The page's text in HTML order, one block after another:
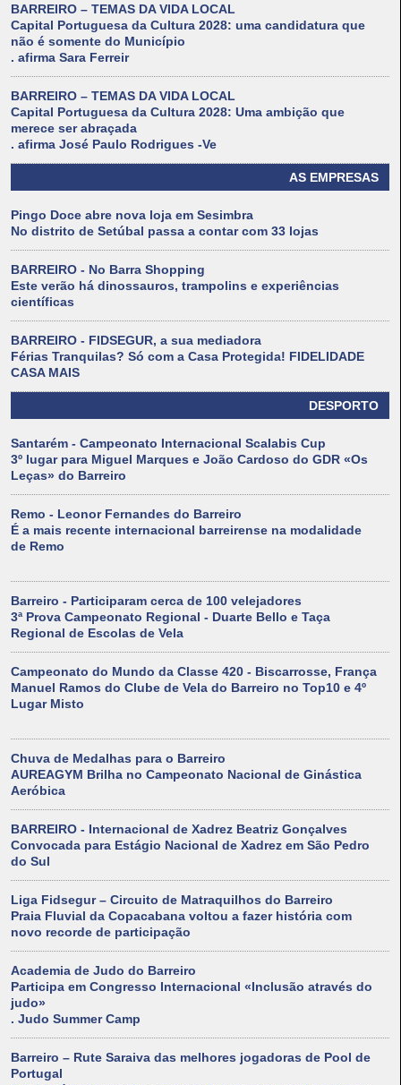
BARREIRO – TEMAS DA VIDA LOCAL
Capital Portuguesa da Cultura 2028: uma candidatura que
não é somente do Município
. afirma Sara Ferreir
BARREIRO – TEMAS DA VIDA LOCAL
Capital Portuguesa da Cultura 2028: Uma ambição que
merece ser abraçada
. afirma José Paulo Rodrigues -Ve
AS EMPRESAS
Pingo Doce abre nova loja em Sesimbra
No distrito de Setúbal passa a contar com 33 lojas
BARREIRO - No Barra Shopping
Este verão há dinossauros, trampolins e experiências
científicas
BARREIRO - FIDSEGUR, a sua mediadora
Férias Tranquilas? Só com a Casa Protegida! FIDELIDADE
CASA MAIS
DESPORTO
Santarém - Campeonato Internacional Scalabis Cup
3º lugar para Miguel Marques e João Cardoso do GDR «Os
Leças» do Barreiro
Remo - Leonor Fernandes do Barreiro
É a mais recente internacional barreirense na modalidade
de Remo
Barreiro - Participaram cerca de 100 velejadores
3ª Prova Campeonato Regional - Duarte Bello e Taça
Regional de Escolas de Vela
Campeonato do Mundo da Classe 420 - Biscarrosse, França
Manuel Ramos do Clube de Vela do Barreiro no Top10 e 4º
Lugar Misto
Chuva de Medalhas para o Barreiro
AUREAGYM Brilha no Campeonato Nacional de Ginástica
Aeróbica
BARREIRO - Internacional de Xadrez Beatriz Gonçalves
Convocada para Estágio Nacional de Xadrez em São Pedro
do Sul
Liga Fidsegur – Circuito de Matraquilhos do Barreiro
Praia Fluvial da Copacabana voltou a fazer história com
novo recorde de participação
Academia de Judo do Barreiro
Participa em Congresso Internacional «Inclusão através do
judo»
. Judo Summer Camp
Barreiro – Rute Saraiva das melhores jogadoras de Pool de
Portugal